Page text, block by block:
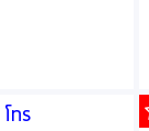
ทร